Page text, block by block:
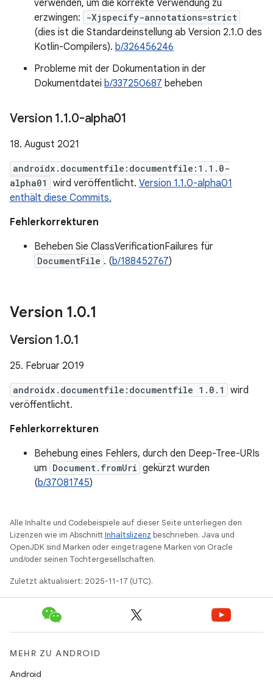
verwenden, um die korrekte Verwendung zu
erzwingen:
-Xjspecify-annotations=strict
(dies ist die Standardeinstellung ab Version 2.1.0 des
Kotlin-Compilers). b/326456246
Probleme mit der Dokumentation in der
Dokumentdatei b/337250687 beheben
Version 1.1.0-alpha01
18. August 2021
androidx.documentfile:documentfile:1.1.0-
alpha01
wird veröffentlicht. Version 1.1.0-alpha01
enthält diese Commits.
Fehlerkorrekturen
Beheben Sie ClassVerificationFailures für
DocumentFile . (b/188452767)
Version 1.0.1
Version 1.0.1
25. Februar 2019
androidx.documentfile:documentfile 1.0.1
wird
veröffentlicht.
Fehlerkorrekturen
Behebung eines Fehlers, durch den Deep-Tree-URIs
um Document.fromUri gekürzt wurden
(b/37081745)
Alle Inhalte und Codebeispiele auf dieser Seite unterliegen den
Lizenzen wie im AbschnittInhaltslizenz beschrieben. Java und
OpenJDK sind Marken oder eingetragene Marken von Oracle
und/oder seinen Tochtergesellschaften.
Zuletzt aktualisiert: 2025-11-17 (UTC).
MEHR ZU ANDROID
Android